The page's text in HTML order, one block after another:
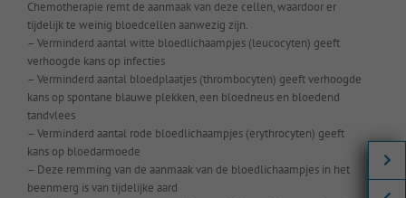
Chemotherapie remt de aanmaak van deze cellen, waardoor er
tijdelijk te weinig bloedcellen aanwezig zijn.
– Verminderd aantal witte bloedlichaampjes (leucocyten) geeft
verhoogde kans op infecties
– Verminderd aantal bloedplaatjes (thrombocyten) geeft verhoogde
kans op spontane blauwe plekken, een bloedneus en bloedend
tandvlees
– Verminderd aantal rode bloedlichaampjes (erythrocyten) geeft
kans op bloedarmoede
– Deze remming van de aanmaak van de bloedlichaampjes in het
beenmerg is van tijdelijke aard